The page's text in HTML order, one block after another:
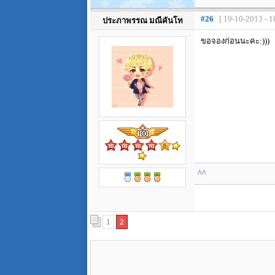
ประภาพรรณ มณีคันโท #26 [ 19-10-2013 -
ขอจองก่อนนะคะ:)))
^^
1 2